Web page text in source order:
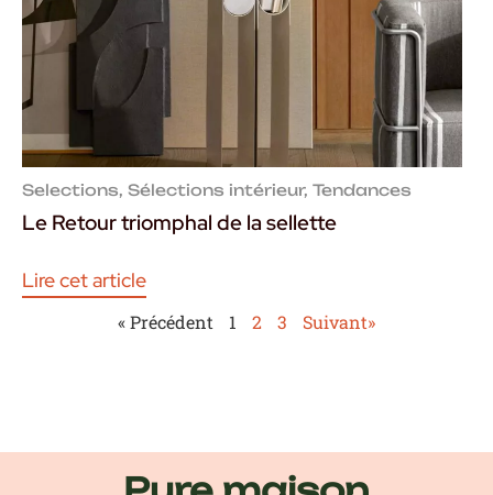
Selections, Sélections intérieur, Tendances
Le Retour triomphal de la sellette
Lire cet article
« Précédent 1 2 3 Suivant»